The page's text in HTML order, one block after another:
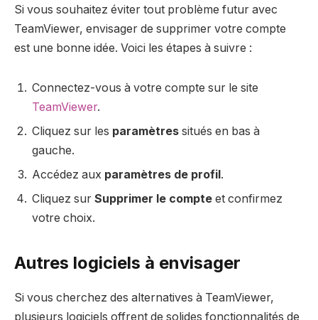
Si vous souhaitez éviter tout problème futur avec
TeamViewer, envisager de supprimer votre compte
est une bonne idée. Voici les étapes à suivre :
Connectez-vous à votre compte sur le site
TeamViewer.
Cliquez sur les paramètres situés en bas à
gauche.
Accédez aux paramètres de profil.
Cliquez sur Supprimer le compte et confirmez
votre choix.
Autres logiciels à envisager
Si vous cherchez des alternatives à TeamViewer,
plusieurs logiciels offrent de solides fonctionnalités de